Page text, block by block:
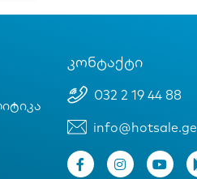
კონტაქტი
032 2 19 44 88
info@hotsale.ge